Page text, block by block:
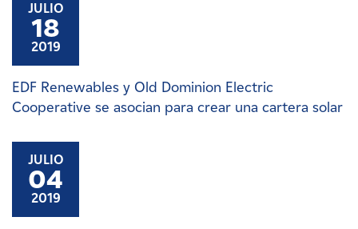
JULIO
18
2019
EDF Renewables y Old Dominion Electric
Cooperative se asocian para crear una cartera solar
JULIO
04
2019